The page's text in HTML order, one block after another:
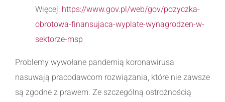
Więcej: https://www.gov.pl/web/gov/pozyczka-
obrotowa-finansujaca-wyplate-wynagrodzen-w-
sektorze-msp
Problemy wywołane pandemią koronawirusa
nasuwają pracodawcom rozwiązania, które nie zawsze
są zgodne z prawem. Ze szczególną ostrożnością